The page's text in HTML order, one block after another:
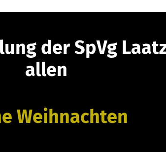
der SpVg
allen
Weihnachten